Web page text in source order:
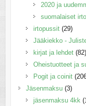
2020 ja
suomalaiset
irtopussit (29)
Jääkiekko -
kirjat ja lehdet (82)
Oheistuotteet ja
Pogit ja coinit
Jäsenmaksu (3)
jäsenmaksu 4kk